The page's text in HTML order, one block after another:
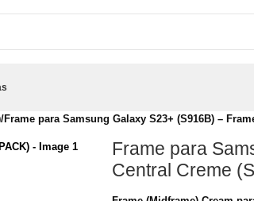
Frame para Samsung Galaxy S23+ (S916B) –
Frame para
Central Creme